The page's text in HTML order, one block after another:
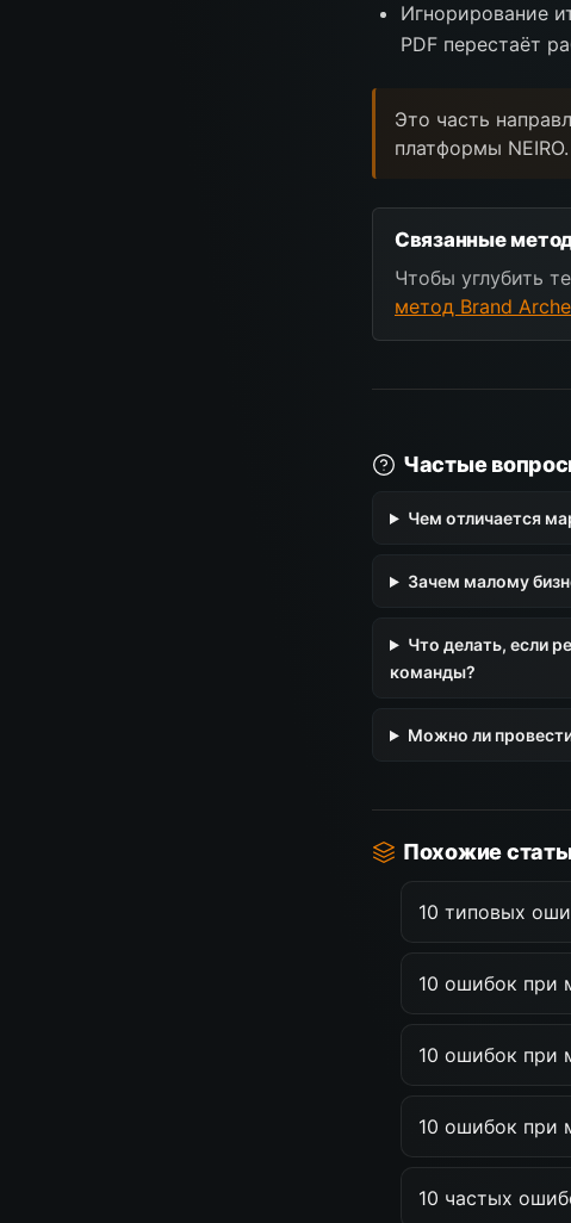
Игнорирование
PDF перестаёт
Это часть
платформы NEIRO.
Связанные
Чтобы углубить
метод Brand
Частые
Чем отличается
Зачем малому
Что делать, если
команды?
Можно ли
Похожие
10 типовых
10 ошибок при
10 ошибок при
10 ошибок при
10 частых